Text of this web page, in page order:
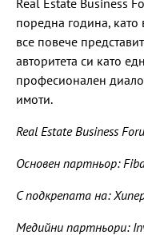
поредна година,
все повече
авторитета си като
професионален
имоти.
Real Estate Business
Основен партньор:
С подкрепата на:
Медийни партньори: